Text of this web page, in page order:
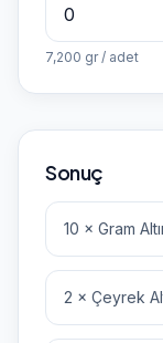
7,200 gr / adet
Sonuç
10 × Gram
2 × Çeyrek